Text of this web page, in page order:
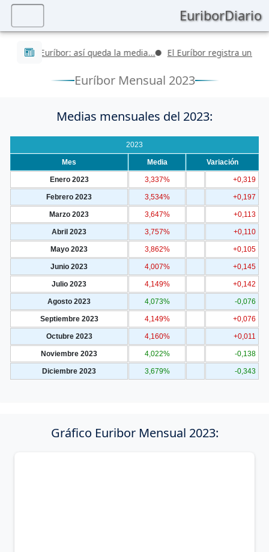
EuriborDiario
Últimas noticias
del Euríbor: así queda la media... El Euríbor registra un
Euríbor Mensual 2023
Medias mensuales del 2023:
2023
Mes Media Variación
Enero 2023 3,337% +0,319
Febrero 2023 3,534% +0,197
Marzo 2023 3,647% +0,113
Abril 2023 3,757% +0,110
Mayo 2023 3,862% +0,105
Junio 2023 4,007% +0,145
Julio 2023 4,149% +0,142
Agosto 2023 4,073% -0,076
Septiembre 2023 4,149% +0,076
Octubre 2023 4,160% +0,011
Noviembre 2023 4,022% -0,138
Diciembre 2023 3,679% -0,343
Gráfico Euribor Mensual 2023: